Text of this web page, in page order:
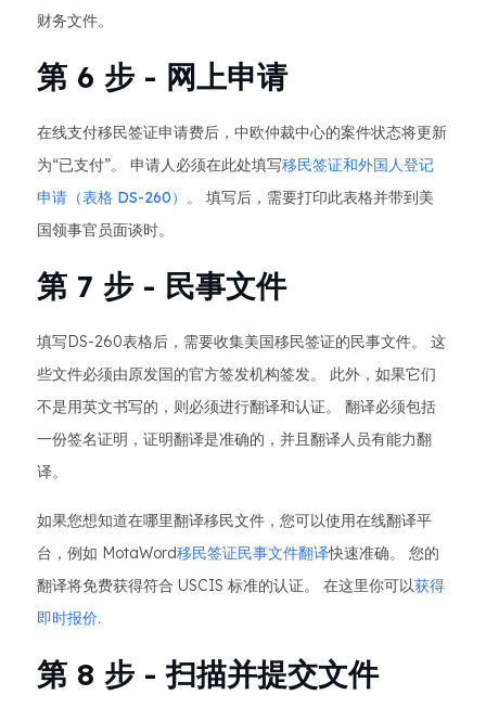
财务文件。
第 6 步 - 网上申请
在线支付移民签证申请费后，中欧仲裁中心的案件状态将更新
为“已支付”。 申请人必须在此处填写移民签证和外国人登记
申请（表格 DS-260）。
填写后，需要打印此表格并带到美
国领事官员面谈时。
第 7 步 - 民事文件
填写DS-260表格后，需要收集美国移民签证的民事文件。 这
些文件必须由原发国的官方签发机构签发。 此外，如果它们
不是用英文书写的，则必须进行翻译和认证。 翻译必须包括
一份签名证明，证明翻译是准确的，并且翻译人员有能力翻
译。
如果您想知道在哪里翻译移民文件，您可以使用在线翻译平
台，例如 MotaWord移民签证民事文件翻译快速准确。 您的
翻译将免费获得符合 USCIS 标准的认证。 在这里你可以获得
即时报价.
第 8 步 - 扫描并提交文件